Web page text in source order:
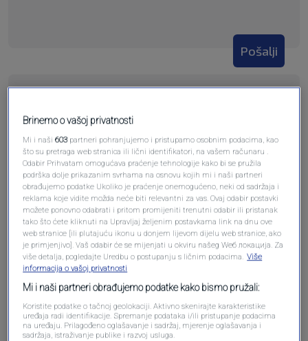
Pošalji
Pošalji komentar
Oglas
Brinemo o vašoj privatnosti
Mi i naši603 partneri pohranjujemo i pristupamo osobnim podacima, kao
što su pretraga web stranica ili lični identifikatori, na vašem računaru .
Odabir Prihvatam omogućava praćenje tehnologije kako bi se pružila
podrška dolje prikazanim svrhama na osnovu kojih mi i naši partneri
obrađujemo podatke Ukoliko je praćenje onemogućeno, neki od sadržaja i
reklama koje vidite možda neće biti relevantni za vas. Ovaj odabir postavki
možete ponovno odabrati i pritom promijeniti trenutni odabir ili pristanak
tako što ćete kliknuti na Upravljaj željenim postavkama link na dnu ove
web stranice [ili plutajuću ikonu u donjem lijevom dijelu web stranice, ako
je primjenjivo]. Vaš odabir će se mijenjati u okviru našeg Wеб локација. Za
više detalja, pogledajte Uredbu o postupanju s ličnim podacima. Više
informacija o vašoj privatnosti
Mi i naši partneri obrađujemo podatke kako bismo pružali:
Koristite podatke o tačnoj geolokaciji. Aktivno skenirajte karakteristike
uređaja radi identifikacije. Spremanje podataka i/ili pristupanje podacima
na uređaju. Prilagođeno oglašavanje i sadržaj, mjerenje oglašavanja i
sadržaja, istraživanje publike i razvoj usluga.